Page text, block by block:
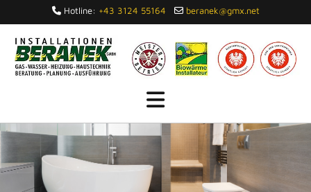
Hotline: +43 3124 55164  beranek@gmx.net